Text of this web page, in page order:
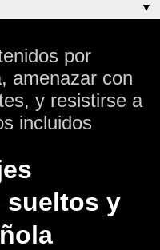
▼
por
amenazar con
y resistirse a
incluidos
sueltos y